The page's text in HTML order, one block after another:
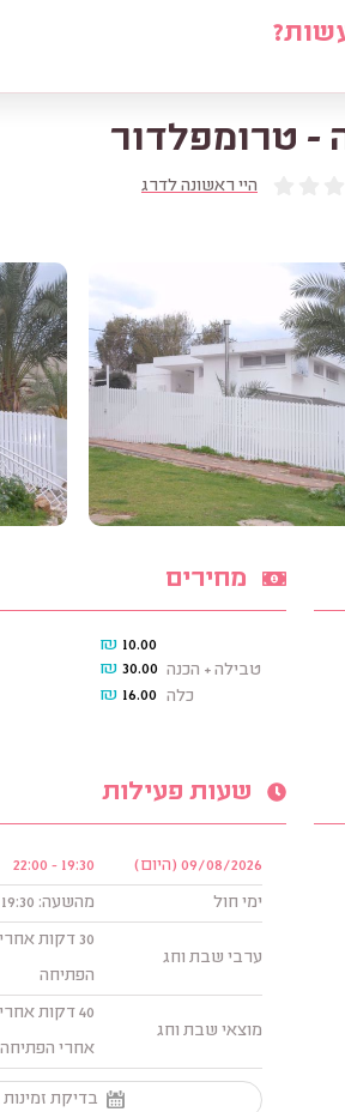
שאלי את הרב
- טרומפלדור
היי ראשונה לדרג
מחירים
10.00
₪
טבילה + הכנה 30.00
₪
כלה 16.00
₪
שעות פעילות
09/08/2026 (היום)
19:30 - 22:00
ימי חול
מהשעה: 19:30 עד השעה: 22:00
ערבי שבת וחג
הפתיחה
מוצאי שבת וחג
אחרי הפתיחה
בדיקת